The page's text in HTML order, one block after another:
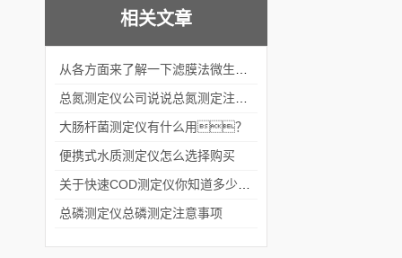
相关文章
大肠杆菌测定仪有什么用？
便携式水质测定仪怎么选择购买
总磷测定仪总磷测定注意事项